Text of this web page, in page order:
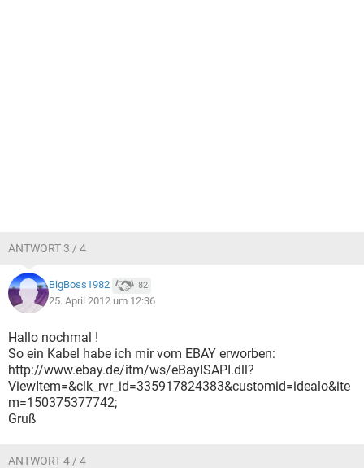
ANTWORT 3 / 4
BigBoss1982 82
25. April 2012 um 12:36
Hallo nochmal !
So ein Kabel habe ich mir vom EBAY erworben:
http://www.ebay.de/itm/ws/eBayISAPI.dll?
ViewItem=&clk_rvr_id=335917824383&customid=idealo&ite
m=150375377742;
Gruß
ANTWORT 4 / 4